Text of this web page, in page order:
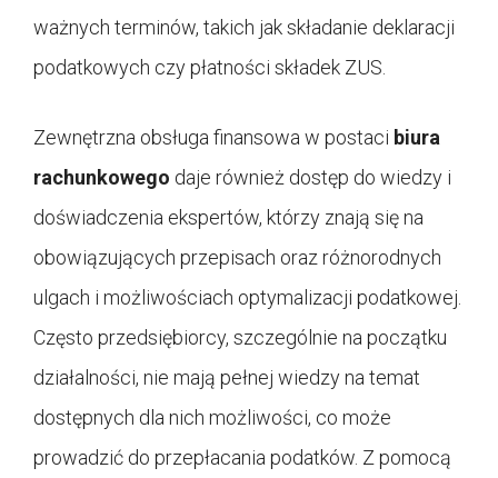
ważnych terminów, takich jak składanie deklaracji
podatkowych czy płatności składek ZUS.
Zewnętrzna obsługa finansowa w postaci biura
rachunkowego daje również dostęp do wiedzy i
doświadczenia ekspertów, którzy znają się na
obowiązujących przepisach oraz różnorodnych
ulgach i możliwościach optymalizacji podatkowej.
Często przedsiębiorcy, szczególnie na początku
działalności, nie mają pełnej wiedzy na temat
dostępnych dla nich możliwości, co może
prowadzić do przepłacania podatków. Z pomocą